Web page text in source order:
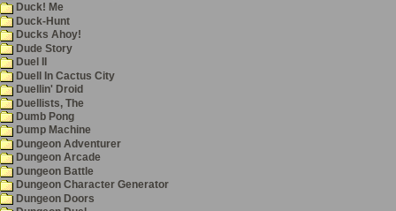
Duck! Me
Duck-Hunt
Ducks Ahoy!
Dude Story
Duel II
Duell In Cactus City
Duellin' Droid
Duellists, The
Dumb Pong
Dump Machine
Dungeon Adventurer
Dungeon Arcade
Dungeon Battle
Dungeon Character Generator
Dungeon Doors